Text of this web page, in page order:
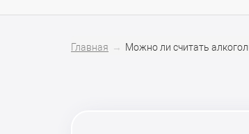
Главная Можно ли считать